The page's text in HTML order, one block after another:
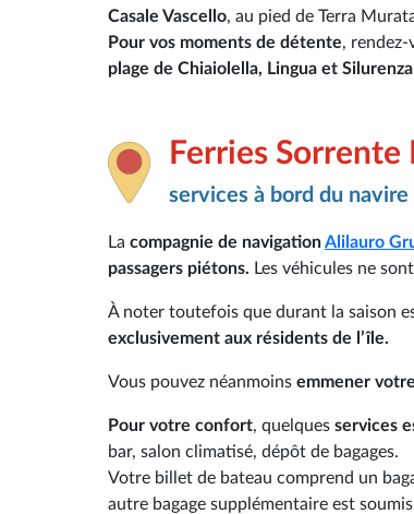
Casale Vascello, au pied de Terra
Pour vos moments de détente, rendez-
plage de Chiaiolella, Lingua et Silurenza
Ferries Sorrente
services à bord du navire
La compagnie de navigationAlilauro
passagers piétons. Les véhicules ne
À noter toutefois que durant la saison
exclusivement aux résidents de l’île.
Vous pouvez néanmoins emmener
Pour votre confort, quelques services
bar, salon climatisé, dépôt de bagages.
Votre billet de bateau comprend un
autre bagage supplémentaire est